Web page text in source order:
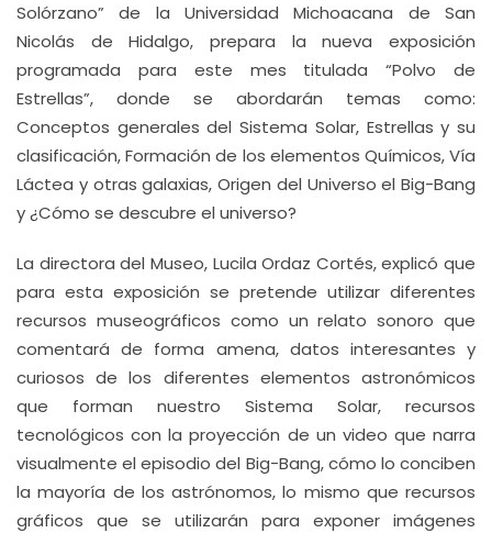
Solórzano” de la Universidad Michoacana de San
Nicolás de Hidalgo, prepara la nueva exposición
programada para este mes titulada “Polvo de
Estrellas”, donde se abordarán temas como:
Conceptos generales del Sistema Solar, Estrellas y su
clasificación, Formación de los elementos Químicos, Vía
Láctea y otras galaxias, Origen del Universo el Big-Bang
y ¿Cómo se descubre el universo?
La directora del Museo, Lucila Ordaz Cortés, explicó que
para esta exposición se pretende utilizar diferentes
recursos museográficos como un relato sonoro que
comentará de forma amena, datos interesantes y
curiosos de los diferentes elementos astronómicos
que forman nuestro Sistema Solar, recursos
tecnológicos con la proyección de un video que narra
visualmente el episodio del Big-Bang, cómo lo conciben
la mayoría de los astrónomos, lo mismo que recursos
gráficos que se utilizarán para exponer imágenes